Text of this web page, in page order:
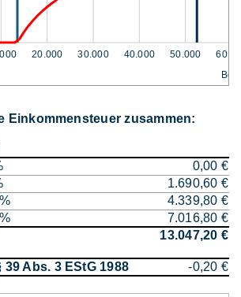
20.000 30.000 40.000 50.000
Einkommensteuer zusammen:
0,00 €
1.690,60 €
4.339,80 €
7.016,80 €
13.047,20 €
Abs. 3 EStG 1988 -0,20 €